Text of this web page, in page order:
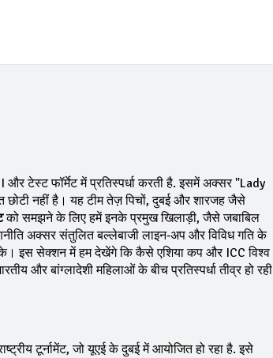
टेस्ट फॉर्मेट में प्रतिस्पर्धा करती है. इसमें अक्सर "Lady
छोटी नहीं है। यह टीम तेज़ पिचों, दुबई और शारजह जैसे
को समझने के लिए हमें इनके प्रमुख खिलाड़ी, जैसे जबाबिल
अक्सर संतुलित बल्लेबाजी लाइन‑अप और विविध गति के
सके। इस सेक्शन में हम देखेंगे कि कैसे एशिया कप और ICC विश्व
और बांग्लादेशी महिलाओं के बीच प्रतिस्पर्धा तीव्र हो रही
टूर्नामेंट, जो यूएई के दुबई में आयोजित हो रहा है. इसे